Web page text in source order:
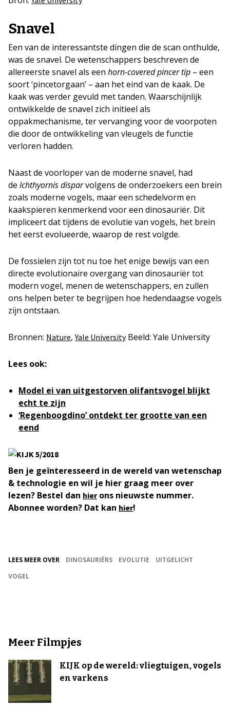
Snavel
Een van de interessantste dingen die de scan onthulde,
was de snavel. De wetenschappers beschreven de
allereerste snavel als een horn-covered pincer tip – een
soort ‘pincetorgaan’ – aan het eind van de kaak. De
kaak was verder gevuld met tanden. Waarschijnlijk
ontwikkelde de snavel zich initieel als
oppakmechanisme, ter vervanging voor de voorpoten
die door de ontwikkeling van vleugels de functie
verloren hadden.
Naast de voorloper van de moderne snavel, had
de Ichthyornis disparvolgens de onderzoekers een brein
zoals moderne vogels, maar een schedelvorm en
kaakspieren kenmerkend voor een dinosauriër. Dit
impliceert dat tijdens de evolutie van vogels, het brein
het eerst evolueerde, waarop de rest volgde.
De fossielen zijn tot nu toe het enige bewijs van een
directe evolutionaire overgang van dinosauriër tot
modern vogel, menen de wetenschappers, en zullen
ons helpen beter te begrijpen hoe hedendaagse vogels
zijn ontstaan.
Bronnen: Nature,Yale UniversityBeeld: Yale University
Lees ook:
Model ei van uitgestorven olifantsvogel blijkt
echt te zijn
‘Regenboogdino’ ontdekt ter grootte van een
eend
Ben je geïnteresseerd in de wereld van wetenschap
& technologie en wil je hier graag meer over
lezen? Bestel dan hierons nieuwste nummer.
Abonnee worden? Dat kan hier!
LEES MEER OVER DINOSAURIËRS EVOLUTIE
UITGELICHT
VOGEL
Meer Filmpjes
KIJK op de wereld: vliegtuigen, vogels
en varkens